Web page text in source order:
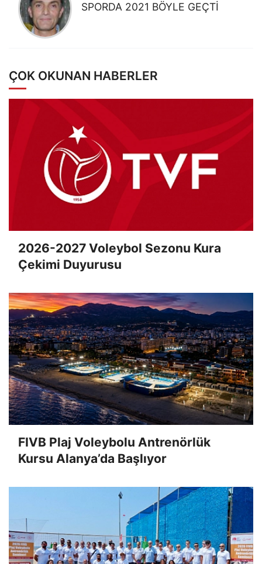
SPORDA 2021 BÖYLE GEÇTİ
ÇOK OKUNAN HABERLER
2026-2027 Voleybol Sezonu Kura
Çekimi Duyurusu
FIVB Plaj Voleybolu Antrenörlük
Kursu Alanya’da Başlıyor